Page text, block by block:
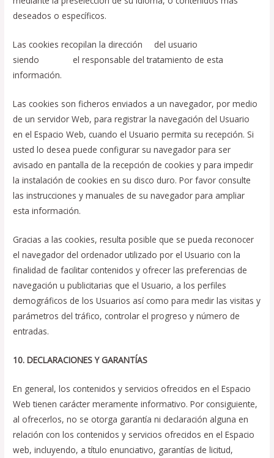
deseados o específicos.
Las cookies recopilan la dirección
del usuario
siendo
el responsable del tratamiento de esta
información.
Las cookies son ficheros enviados a un navegador, por medio
de un servidor Web, para registrar la navegación del Usuario
en el Espacio Web, cuando el Usuario permita su recepción. Si
usted lo desea puede configurar su navegador para ser
avisado en pantalla de la recepción de cookies y para impedir
la instalación de cookies en su disco duro. Por favor consulte
las instrucciones y manuales de su navegador para ampliar
esta información.
Gracias a las cookies, resulta posible que se pueda reconocer
el navegador del ordenador utilizado por el Usuario con la
finalidad de facilitar contenidos y ofrecer las preferencias de
navegación u publicitarias que el Usuario, a los perfiles
demográficos de los Usuarios así como para medir las visitas y
parámetros del tráfico, controlar el progreso y número de
entradas.
10. DECLARACIONES Y GARANTÍAS
En general, los contenidos y servicios ofrecidos en el Espacio
Web tienen carácter meramente informativo. Por consiguiente,
al ofrecerlos, no se otorga garantía ni declaración alguna en
relación con los contenidos y servicios ofrecidos en el Espacio
web, incluyendo, a título enunciativo, garantías de licitud,